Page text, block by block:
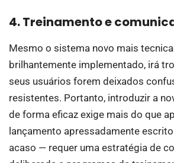
4. Treinamento e
Mesmo o sistema novo mais
brilhantemente implementado, irá
seus usuários forem deixados
resistentes. Portanto, introduzir a
de forma eficaz exige mais do que
lançamento apressadamente
acaso — requer uma estratégia de